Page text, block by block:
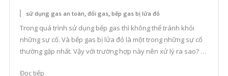
sử dụng gas an toàn đổi gas, bếp gas bị lửa đỏ
Trong quá trình sử dụng bếp gas thì không thể tránh khỏi
những sự cố. Và bếp gas bị lửa đỏ là một trong những sự cố
thường gặp nhất. Vậy với trường hợp này nên xử lý ra sao? Ở
Đọc tiếp